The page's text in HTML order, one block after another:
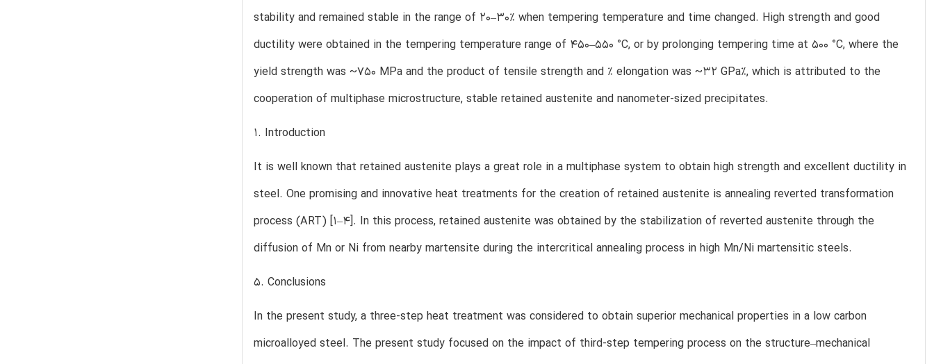
stability and remained stable in the range of 20–30% when tempering temperature and time changed. High strength and good
ductility were obtained in the tempering temperature range of 450–550 °C, or by prolonging tempering time at 500 °C, where the
yield strength was ~750 MPa and the product of tensile strength and % elongation was ~32 GPa%, which is attributed to the
cooperation of multiphase microstructure, stable retained austenite and nanometer-sized precipitates.
1. Introduction
It is well known that retained austenite plays a great role in a multiphase system to obtain high strength and excellent ductility in
steel. One promising and innovative heat treatments for the creation of retained austenite is annealing reverted transformation
process (ART) [1–4]. In this process, retained austenite was obtained by the stabilization of reverted austenite through the
diffusion of Mn or Ni from nearby martensite during the intercritical annealing process in high Mn/Ni martensitic steels.
5. Conclusions
In the present study, a three-step heat treatment was considered to obtain superior mechanical properties in a low carbon
microalloyed steel. The present study focused on the impact of third-step tempering process on the structure–mechanical